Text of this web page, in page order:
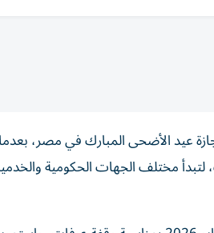
عيد الأضحى المبارك في مصر،